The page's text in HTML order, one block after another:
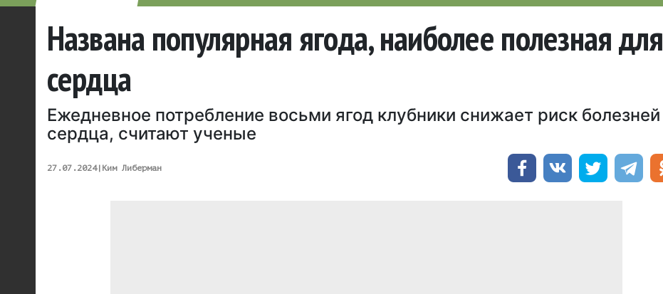
Названа популярная ягода, наиболее полезная для
сердца
Ежедневное потребление восьми ягод клубники снижает риск болезней
сердца, считают ученые
27.07.2024| Ким Либерман